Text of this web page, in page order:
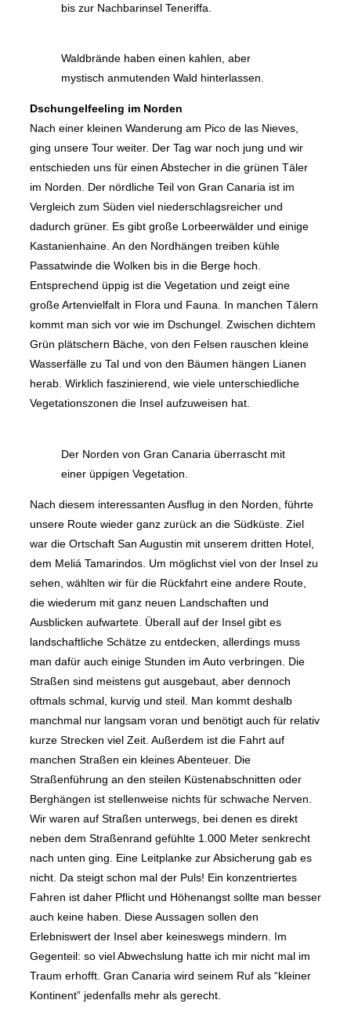
bis zur Nachbarinsel Teneriffa.
Waldbrände haben einen kahlen, aber
mystisch anmutenden Wald hinterlassen.
Dschungelfeeling im Norden
Nach einer kleinen Wanderung am Pico de las Nieves,
ging unsere Tour weiter. Der Tag war noch jung und wir
entschieden uns für einen Abstecher in die grünen Täler
im Norden. Der nördliche Teil von Gran Canaria ist im
Vergleich zum Süden viel niederschlagsreicher und
dadurch grüner. Es gibt große Lorbeerwälder und einige
Kastanienhaine. An den Nordhängen treiben kühle
Passatwinde die Wolken bis in die Berge hoch.
Entsprechend üppig ist die Vegetation und zeigt eine
große Artenvielfalt in Flora und Fauna. In manchen Tälern
kommt man sich vor wie im Dschungel. Zwischen dichtem
Grün plätschern Bäche, von den Felsen rauschen kleine
Wasserfälle zu Tal und von den Bäumen hängen Lianen
herab. Wirklich faszinierend, wie viele unterschiedliche
Vegetationszonen die Insel aufzuweisen hat.
Der Norden von Gran Canaria überrascht mit
einer üppigen Vegetation.
Nach diesem interessanten Ausflug in den Norden, führte
unsere Route wieder ganz zurück an die Südküste. Ziel
war die Ortschaft San Augustin mit unserem dritten Hotel,
dem Meliá Tamarindos. Um möglichst viel von der Insel zu
sehen, wählten wir für die Rückfahrt eine andere Route,
die wiederum mit ganz neuen Landschaften und
Ausblicken aufwartete. Überall auf der Insel gibt es
landschaftliche Schätze zu entdecken, allerdings muss
man dafür auch einige Stunden im Auto verbringen. Die
Straßen sind meistens gut ausgebaut, aber dennoch
oftmals schmal, kurvig und steil. Man kommt deshalb
manchmal nur langsam voran und benötigt auch für relativ
kurze Strecken viel Zeit. Außerdem ist die Fahrt auf
manchen Straßen ein kleines Abenteuer. Die
Straßenführung an den steilen Küstenabschnitten oder
Berghängen ist stellenweise nichts für schwache Nerven.
Wir waren auf Straßen unterwegs, bei denen es direkt
neben dem Straßenrand gefühlte 1.000 Meter senkrecht
nach unten ging. Eine Leitplanke zur Absicherung gab es
nicht. Da steigt schon mal der Puls! Ein konzentriertes
Fahren ist daher Pflicht und Höhenangst sollte man besser
auch keine haben. Diese Aussagen sollen den
Erlebniswert der Insel aber keineswegs mindern. Im
Gegenteil: so viel Abwechslung hatte ich mir nicht mal im
Traum erhofft. Gran Canaria wird seinem Ruf als “kleiner
Kontinent” jedenfalls mehr als gerecht.